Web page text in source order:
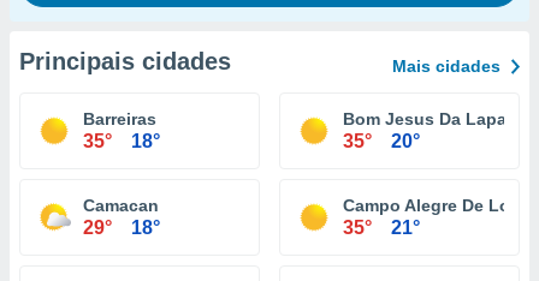
Principais cidades Mais cidades
Barreiras
35° 18°
Bom Jesus Da Lapa
35° 20°
Camacan
29° 18°
Campo Alegre De
35° 21°